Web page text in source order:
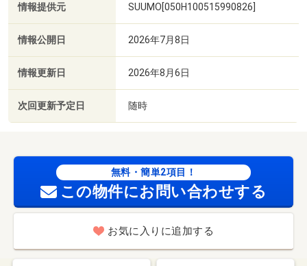
情報提供元 SUUMO[050H100515990826]
情報公開日 2026年7月8日
情報更新日 2026年8月6日
次回更新予定日 随時
無料・簡単2項目！
この物件にお問い合わせする
お気に入りに追加する